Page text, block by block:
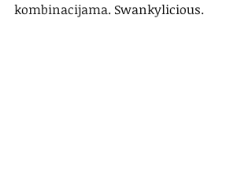
kombinacijama. Swankylicious.